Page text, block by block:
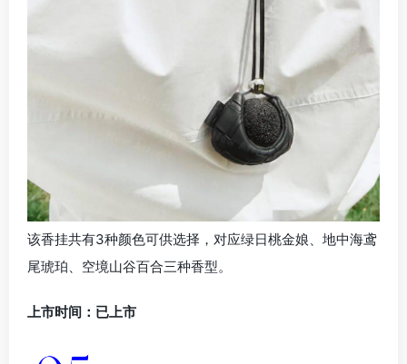
该香挂共有3种颜色可供选择，对应绿日桃金娘、地中海鸢
尾琥珀、空境山谷百合三种香型。
上市时间：已上市